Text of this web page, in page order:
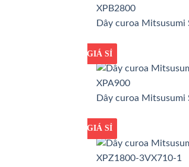
Dây curoa Mitsusumi
GIÁ TỐT
GIÁ SỈ
Dây curoa Mitsusumi
GIÁ TỐT
GIÁ SỈ